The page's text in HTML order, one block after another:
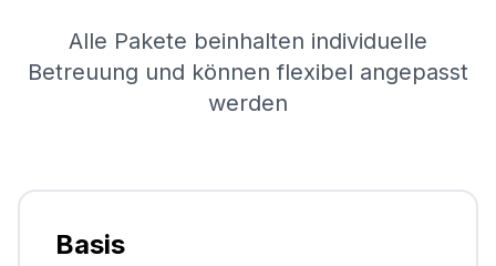
Alle Pakete beinhalten individuelle
Betreuung und können flexibel angepasst
werden
Basis